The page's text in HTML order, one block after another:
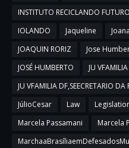
INSTITUTO RECICLANDO
IOLANDO
Jaqueline
JOAQUIN RORIZ
Jose
JOSÉ HUMBERTO
JU
JU VFAMILIA DF,SEECRETARIO
JúlioCesar
Law
Marcela Passamani
Marcela